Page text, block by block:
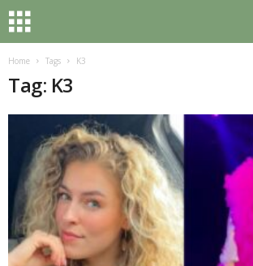
Home Tags K3
Tag: K3